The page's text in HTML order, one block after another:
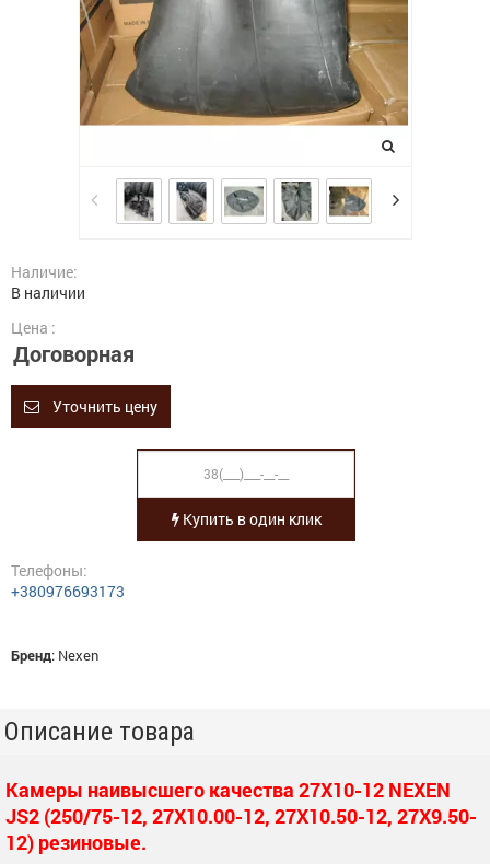
Наличие:
В наличии
Цена :
Договорная
Уточнить цену
Купить в один клик
Телефоны:
+380976693173
Бренд: Nexen
Описание товара
Камеры наивысшего качества 27X10-12 NEXEN
JS2 (250/75-12, 27X10.00-12, 27X10.50-12, 27X9.50-
12) резиновые.